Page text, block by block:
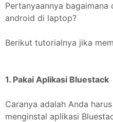
Pertanyaannya
android di laptop?
Berikut tutorialnya jika
1. Pakai Aplikasi Bluestack
Caranya adalah Anda
menginstal aplikasi